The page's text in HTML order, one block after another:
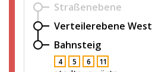
Straßenebene
Verteilerebene West
Bahnsteig
4 5 6 11